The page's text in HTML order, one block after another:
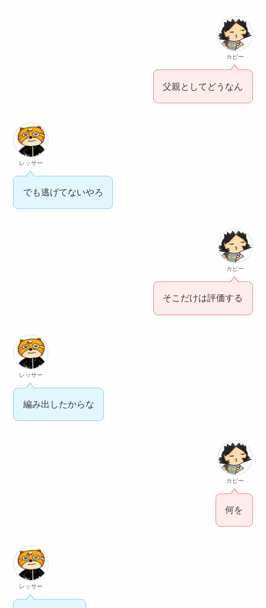
カピー
父親としてどうなん
レッサー
でも逃げてないやろ
カピー
そこだけは評価する
レッサー
編み出したからな
カピー
何を
レッサー